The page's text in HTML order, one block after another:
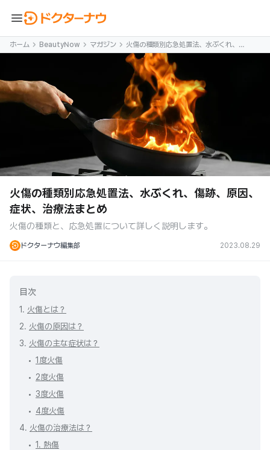
menu
ホーム BeautyNow マガジン
火傷の種類別応急処置法、水ぶくれ、傷
跡、原因、症状、治療法まとめ
火傷の種類別応急処置法、水ぶくれ、傷跡、原因、
症状、治療法まとめ
火傷の種類と、応急処置について詳しく説明します。
ドクターナウ編集部 2023.08.29
目次
1. 火傷とは？
2. 火傷の原因は？
3. 火傷の主な症状は？
1度火傷
2度火傷
3度火傷
4度火傷
4. 火傷の治療法は？
1. 熱傷